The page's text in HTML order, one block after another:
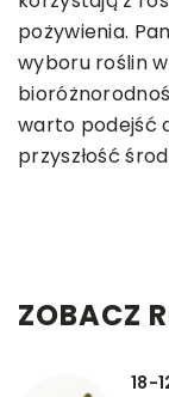
pożywienia.
wyboru roślin
warto podejść
przyszłość
ZOBACZ
18-